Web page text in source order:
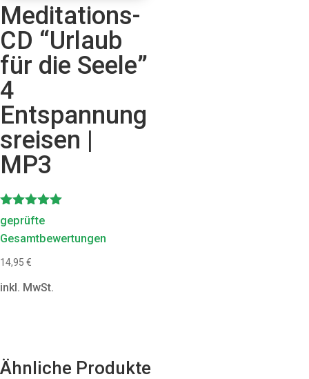
Meditations-
CD “Urlaub
für die Seele”
4
Entspannung
sreisen |
MP3
Bewertet
mit
5.00
geprüfte
Gesamtbewertungen
14,95 €
inkl. MwSt.
Ähnliche Produkte